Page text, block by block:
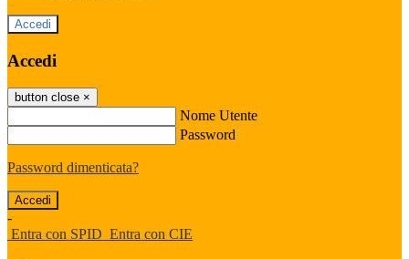
Accedi
Accedi
button close ×
Nome Utente
Password
Password dimenticata?
-
Entra con SPID Entra con CIE